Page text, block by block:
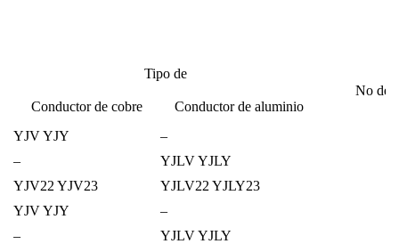
Tipo de
No de
Conductor de cobre
Conductor de aluminio
YJV YJY
–
–
YJLV YJLY
YJV22 YJV23
YJLV22 YJLY23
YJV YJY
–
–
YJLV YJLY